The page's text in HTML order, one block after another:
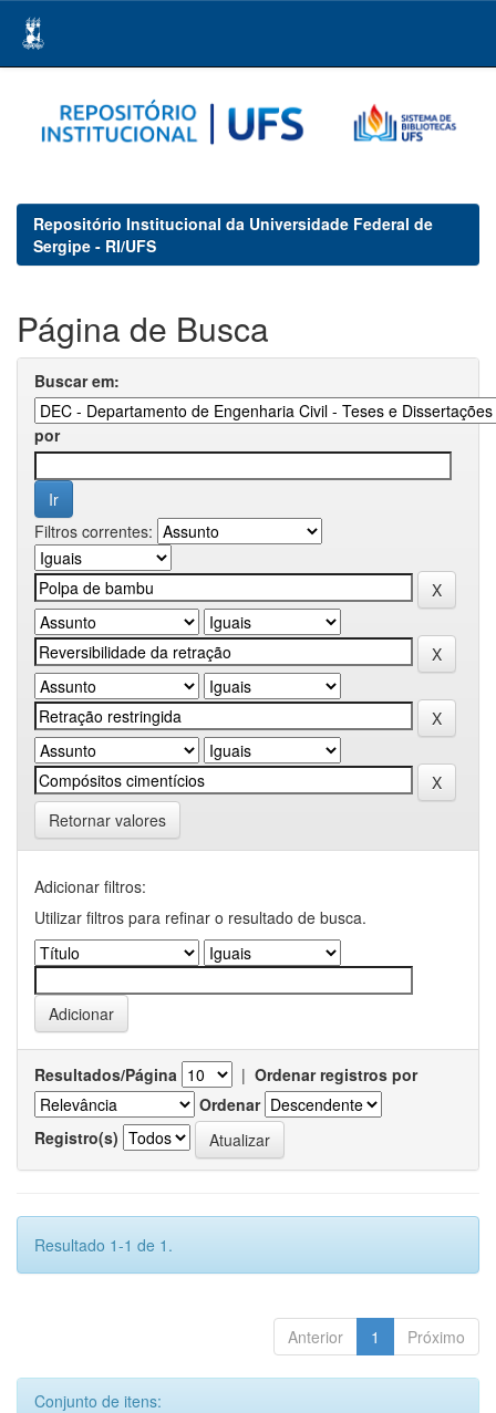
navigation
Repositório Institucional da Universidade Federal de
Sergipe - RI/UFS
Página de Busca
Buscar em:
por
Filtros correntes:
Retornar valores
Adicionar filtros:
Utilizar filtros para refinar o resultado de busca.
Resultados/Página | Ordenar registros por
Ordenar
Registro(s)
Resultado 1-1 de 1.
Anterior 1 Próximo
Conjunto de itens: